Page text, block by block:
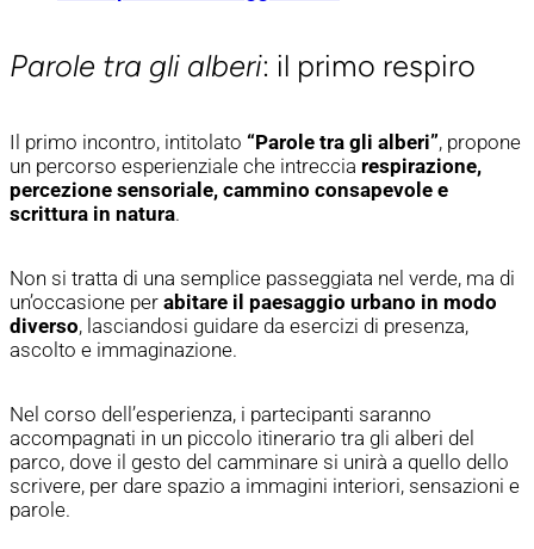
Parole tra gli alberi: il primo respiro
Il primo incontro, intitolato “Parole tra gli alberi”, propone
un percorso esperienziale che intreccia respirazione,
percezione sensoriale, cammino consapevole e
scrittura in natura.
Non si tratta di una semplice passeggiata nel verde, ma di
un’occasione per abitare il paesaggio urbano in modo
diverso, lasciandosi guidare da esercizi di presenza,
ascolto e immaginazione.
Nel corso dell’esperienza, i partecipanti saranno
accompagnati in un piccolo itinerario tra gli alberi del
parco, dove il gesto del camminare si unirà a quello dello
scrivere, per dare spazio a immagini interiori, sensazioni e
parole.